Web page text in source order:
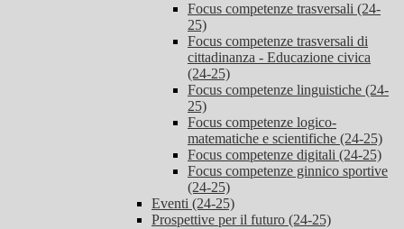
Focus competenze trasversali (24-
25)
Focus competenze trasversali di
cittadinanza - Educazione civica
(24-25)
Focus competenze linguistiche (24-
25)
Focus competenze logico-
matematiche e scientifiche (24-25)
Focus competenze digitali (24-25)
Focus competenze ginnico sportive
(24-25)
Eventi (24-25)
Prospettive per il futuro (24-25)